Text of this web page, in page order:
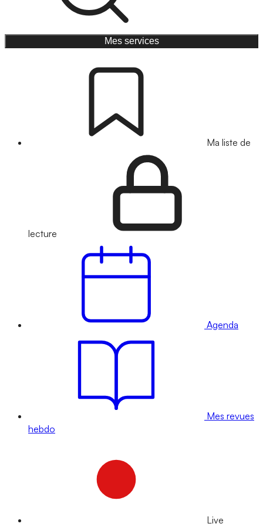
Mes services
Ma liste de
lecture
Agenda
Mes revues
hebdo
Live